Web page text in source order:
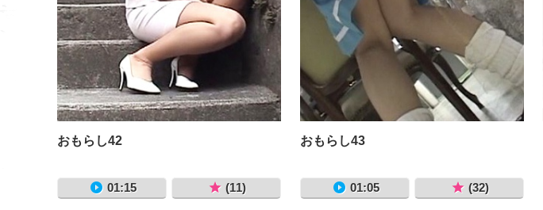
おもらし42
01:15 (11)
おもらし43
01:05 (32)